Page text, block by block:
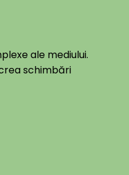
ale mediului.
schimbări